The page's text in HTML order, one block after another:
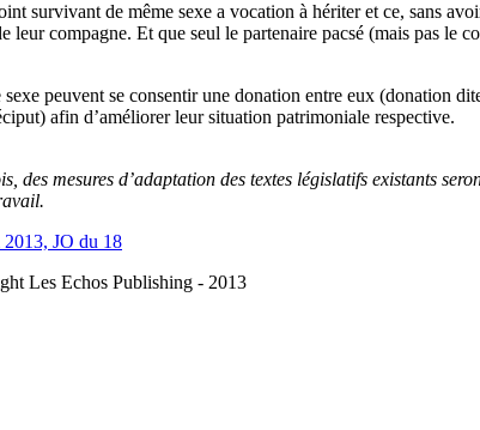
survivant de même sexe a vocation à hériter et ce, sans
leur compagne. Et que seul le partenaire pacsé (mais pas le
peuvent se consentir une donation entre eux (donation
afin d’améliorer leur situation patrimoniale respective.
des mesures d’adaptation des textes législatifs existants
JO du 18
Les Echos Publishing - 2013